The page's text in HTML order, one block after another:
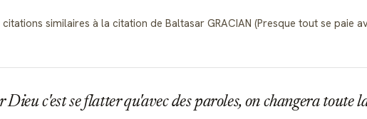
similaires à la citation de Baltasar GRACIAN (Presque tout se paie
c'est se flatter qu'avec des paroles, on changera toute